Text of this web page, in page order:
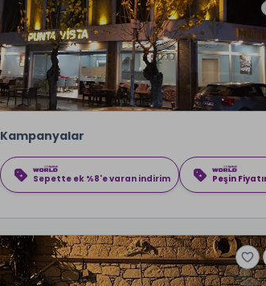
Kampanyalar
Sepette ek %8'e varan indirim Peşin